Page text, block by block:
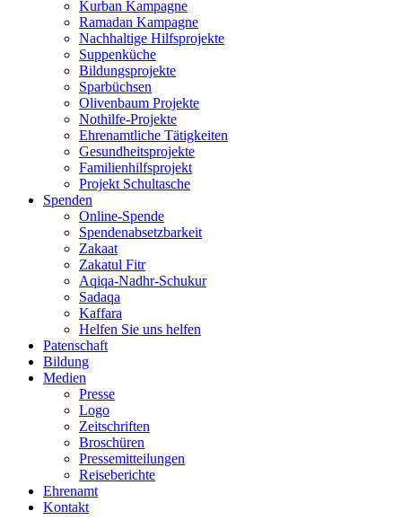
Kurban Kampagne
Ramadan Kampagne
Nachhaltige Hilfsprojekte
Suppenküche
Bildungsprojekte
Sparbüchsen
Olivenbaum Projekte
Nothilfe-Projekte
Ehrenamtliche Tätigkeiten
Gesundheitsprojekte
Familienhilfsprojekt
Projekt Schultasche
Spenden
Online-Spende
Spendenabsetzbarkeit
Zakaat
Zakatul Fitr
Aqiqa-Nadhr-Schukur
Sadaqa
Kaffara
Helfen Sie uns helfen
Patenschaft
Bildung
Medien
Presse
Logo
Zeitschriften
Broschüren
Pressemitteilungen
Reiseberichte
Ehrenamt
Kontakt